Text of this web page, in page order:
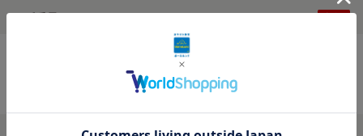
電話番号
ハイフンなしでご入力ください。
メールアドレス